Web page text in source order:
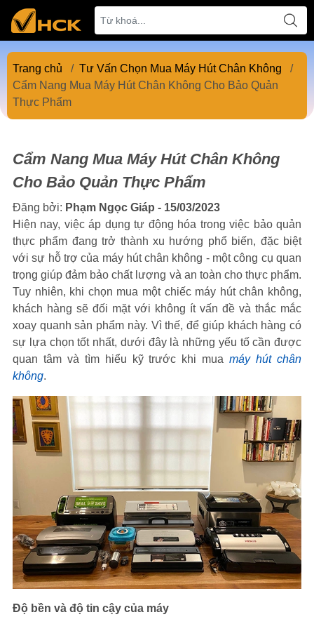
Trang chủ / Tư Vấn Chọn Mua Máy Hút Chân Không
/
Cẩm Nang Mua Máy Hút Chân Không Cho Bảo Quản
Thực Phẩm
Cẩm Nang Mua Máy Hút Chân Không
Cho Bảo Quản Thực Phẩm
Đăng bởi: Phạm Ngọc Giáp - 15/03/2023
Hiện nay, việc áp dụng tự động hóa trong việc bảo quản
thực phẩm đang trở thành xu hướng phổ biến, đặc biệt
với sự hỗ trợ của máy hút chân không - một công cụ quan
trọng giúp đảm bảo chất lượng và an toàn cho thực phẩm.
Tuy nhiên, khi chọn mua một chiếc máy hút chân không,
khách hàng sẽ đối mặt với không ít vấn đề và thắc mắc
xoay quanh sản phẩm này. Vì thế, để giúp khách hàng có
sự lựa chọn tốt nhất, dưới đây là những yếu tố cần được
quan tâm và tìm hiểu kỹ trước khi muamáy hút chân
không.
Độ bền và độ tin cậy của máy